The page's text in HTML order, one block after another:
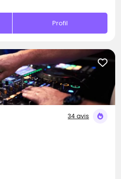
Profil
34 avis